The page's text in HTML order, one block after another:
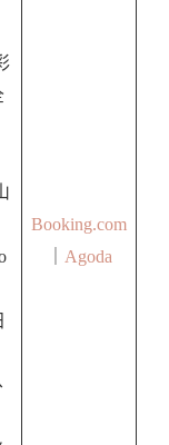
Booking.com
Agoda